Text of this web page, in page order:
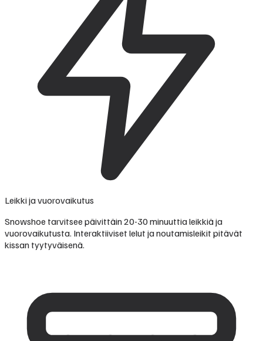
Leikki ja vuorovaikutus
Snowshoe tarvitsee päivittäin 20-30 minuuttia leikkiä ja
vuorovaikutusta. Interaktiiviset lelut ja noutamisleikit pitävät
kissan tyytyväisenä.